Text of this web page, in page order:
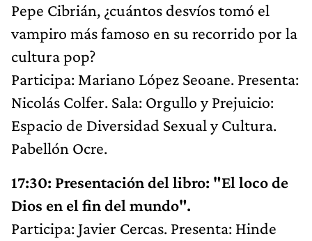
Pepe Cibrián, ¿cuántos desvíos tomó el
vampiro más famoso en su recorrido por la
cultura pop?
Participa: Mariano López Seoane. Presenta:
Nicolás Colfer. Sala: Orgullo y Prejuicio:
Espacio de Diversidad Sexual y Cultura.
Pabellón Ocre.
17:30: Presentación del libro: "El loco de
Dios en el fin del mundo".
Participa: Javier Cercas. Presenta: Hinde